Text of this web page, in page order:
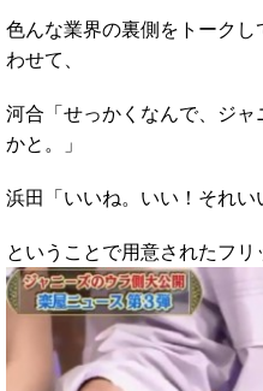
色んな業界の裏側をトーク
わせて、
河合「せっかくなんで、ジャ
かと。」
浜田「いいね。いい！それい
ということで用意されたフリ